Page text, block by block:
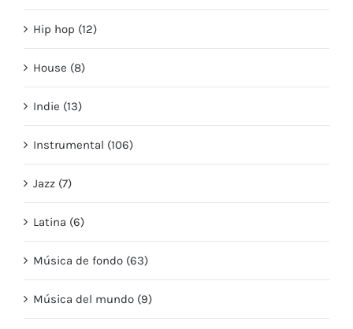
Hip hop (12)
House (8)
Indie (13)
Instrumental (106)
Jazz (7)
Latina (6)
Música de fondo (63)
Música del mundo (9)